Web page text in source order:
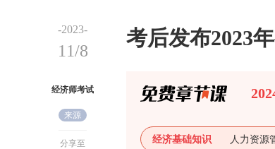
-2023-
11/8
经济师考试
网
来源
分享至
考后发布2023
经济基础知识 人力资源